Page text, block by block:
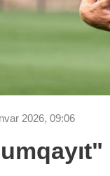
2026, 09:06